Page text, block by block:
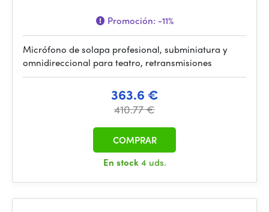
Promoción: -11%
Micrófono de solapa profesional, subminiatura y
omnidireccional para teatro, retransmisiones
363.6 €
410.77 €
En stock4 uds.
COMPRAR